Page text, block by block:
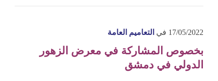
17/05/2022 في التعاميم العامة
بخصوص المشاركة في معرض الزهور
الدولي في دمشق